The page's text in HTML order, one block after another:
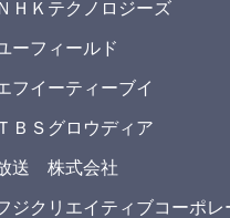
Ｋテクノロジーズ
フィールド
イーティーブイ
Ｓグロウディア
送 株式会社
クリエイティブコーポレ